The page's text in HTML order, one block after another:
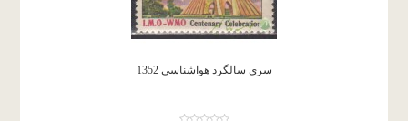
سری سالگرد هواشناسی 1352